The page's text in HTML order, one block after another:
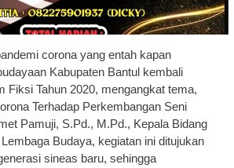
corona yang entah kapan
Kabupaten Bantul kembali
Fiksi Tahun 2020, mengangkat tema,
Terhadap Perkembangan Seni
Pamuji, S.Pd., M.Pd., Kepala Bidang
Budaya, kegiatan ini ditujukan
sineas baru, sehingga